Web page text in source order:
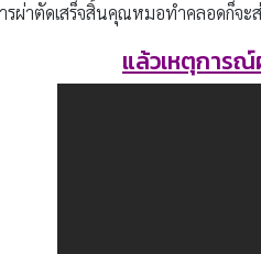
ารผ่าตัดเสร็จสิ้นคุณหมอทำคลอดก็จ
แล้วเหตุการณ์